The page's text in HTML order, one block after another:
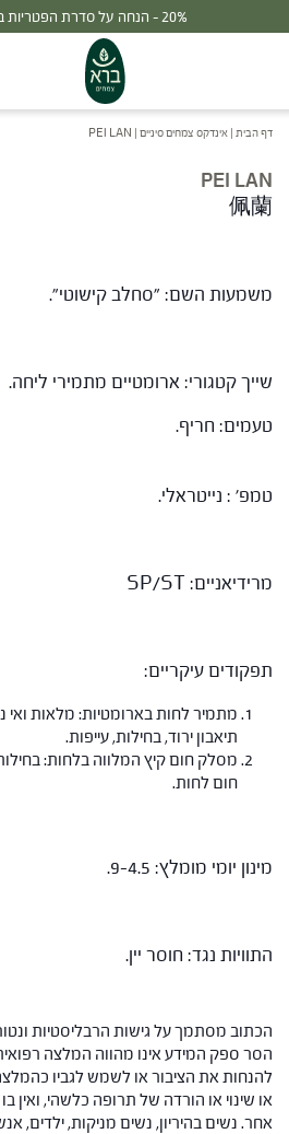
20% - הנחה על סדרת הפטריות ברכישת 2 מוצרים
דף הבית | אינדקס צמחים סיניים |
PEI LAN
PEI LAN
佩蘭
משמעות השם: "סחלב קישוטי".
שייך קטגורי: ארומטיים מתמירי ליחה.
טעמים:
טמפ' : נייטראלי.
מרידיאניים: SP/ST
תפקודים עיקריים:
מתמיר לחות בארומטיות: מלאות ואי
תיאבון ירוד, בחילות, עייפות.
מסלק חום קיץ המלווה בלחות:
חום לחות.
מינון יומי מומלץ: 9-4.5.
התוויות נגד: חוסר יין.
הכתוב מסתמך על גישות הרבליסטיות
הסר ספק המידע אינו מהווה המלצה
להנחות את הציבור או לשמש לגביו
או שינוי או הורדה של תרופה כלשהי, ואין
אחר. נשים בהיריון, נשים מניקות, ילדים,